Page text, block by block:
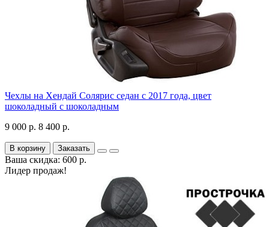
Чехлы на Хендай Солярис седан с 2017 года, цвет
шоколадный с шоколадным
9 000 р. 8 400 р.
В корзину Заказать
Ваша скидка: 600 р.
Лидер продаж!